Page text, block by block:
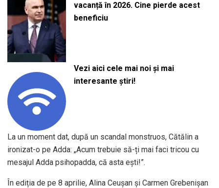
vacanță în 2026. Cine pierde acest
beneficiu
Vezi aici cele mai noi și mai
interesante știri!
La un moment dat, după un scandal monstruos, Cătălin a
ironizat-o pe Adda: „Acum trebuie să-ți mai faci tricou cu
mesajul Adda psihopadda, că asta ești!”.
În ediția de pe 8 aprilie, Alina Ceușan și Carmen Grebenișan